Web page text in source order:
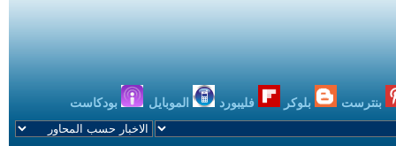
بنترست بلوكر فليبورد الموبايل بودكاست